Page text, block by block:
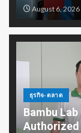
August 6, 2026
ธุรกิจ-ตลาด
Bambu